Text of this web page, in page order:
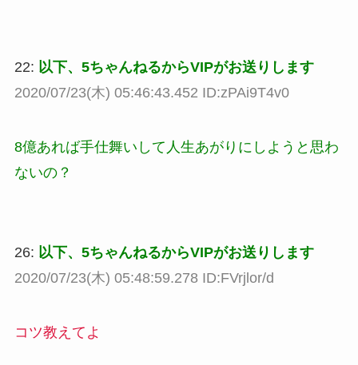
22: 以下、5ちゃんねるからVIPがお送りします
2020/07/23(木) 05:46:43.452 ID:zPAi9T4v0
8億あれば手仕舞いして人生あがりにしようと思わ
ないの？
26: 以下、5ちゃんねるからVIPがお送りします
2020/07/23(木) 05:48:59.278 ID:FVrjlor/d
コツ教えてよ